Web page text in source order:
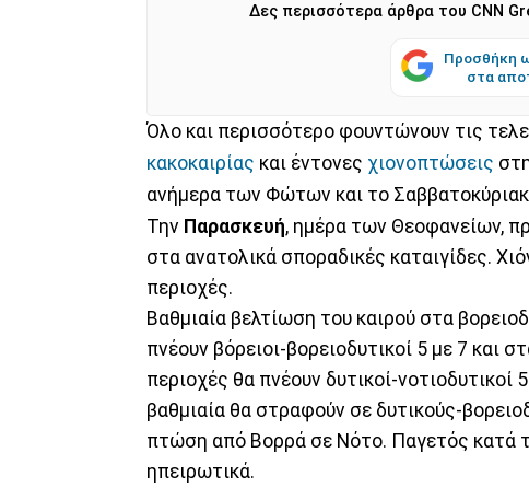
Δες περισσότερα άρθρα του CNN
Προσθήκη
στα
Όλο και περισσότερο φουντώνουν τις
κακοκαιρίας και έντονες χιονοπτώσεις
ανήμερα των Φώτων και το
Την Παρασκευή, ημέρα των Θεοφανείων,
στα ανατολικά σποραδικές καταιγίδες.
περιοχές.
Βαθμιαία βελτίωση του καιρού στα
πνέουν βόρειοι-βορειοδυτικοί 5 με 7 και
περιοχές θα πνέουν δυτικοί-
βαθμιαία θα στραφούν σε δυτικούς-
πτώση από Βορρά σε Νότο. Παγετός κατά
ηπειρωτικά.